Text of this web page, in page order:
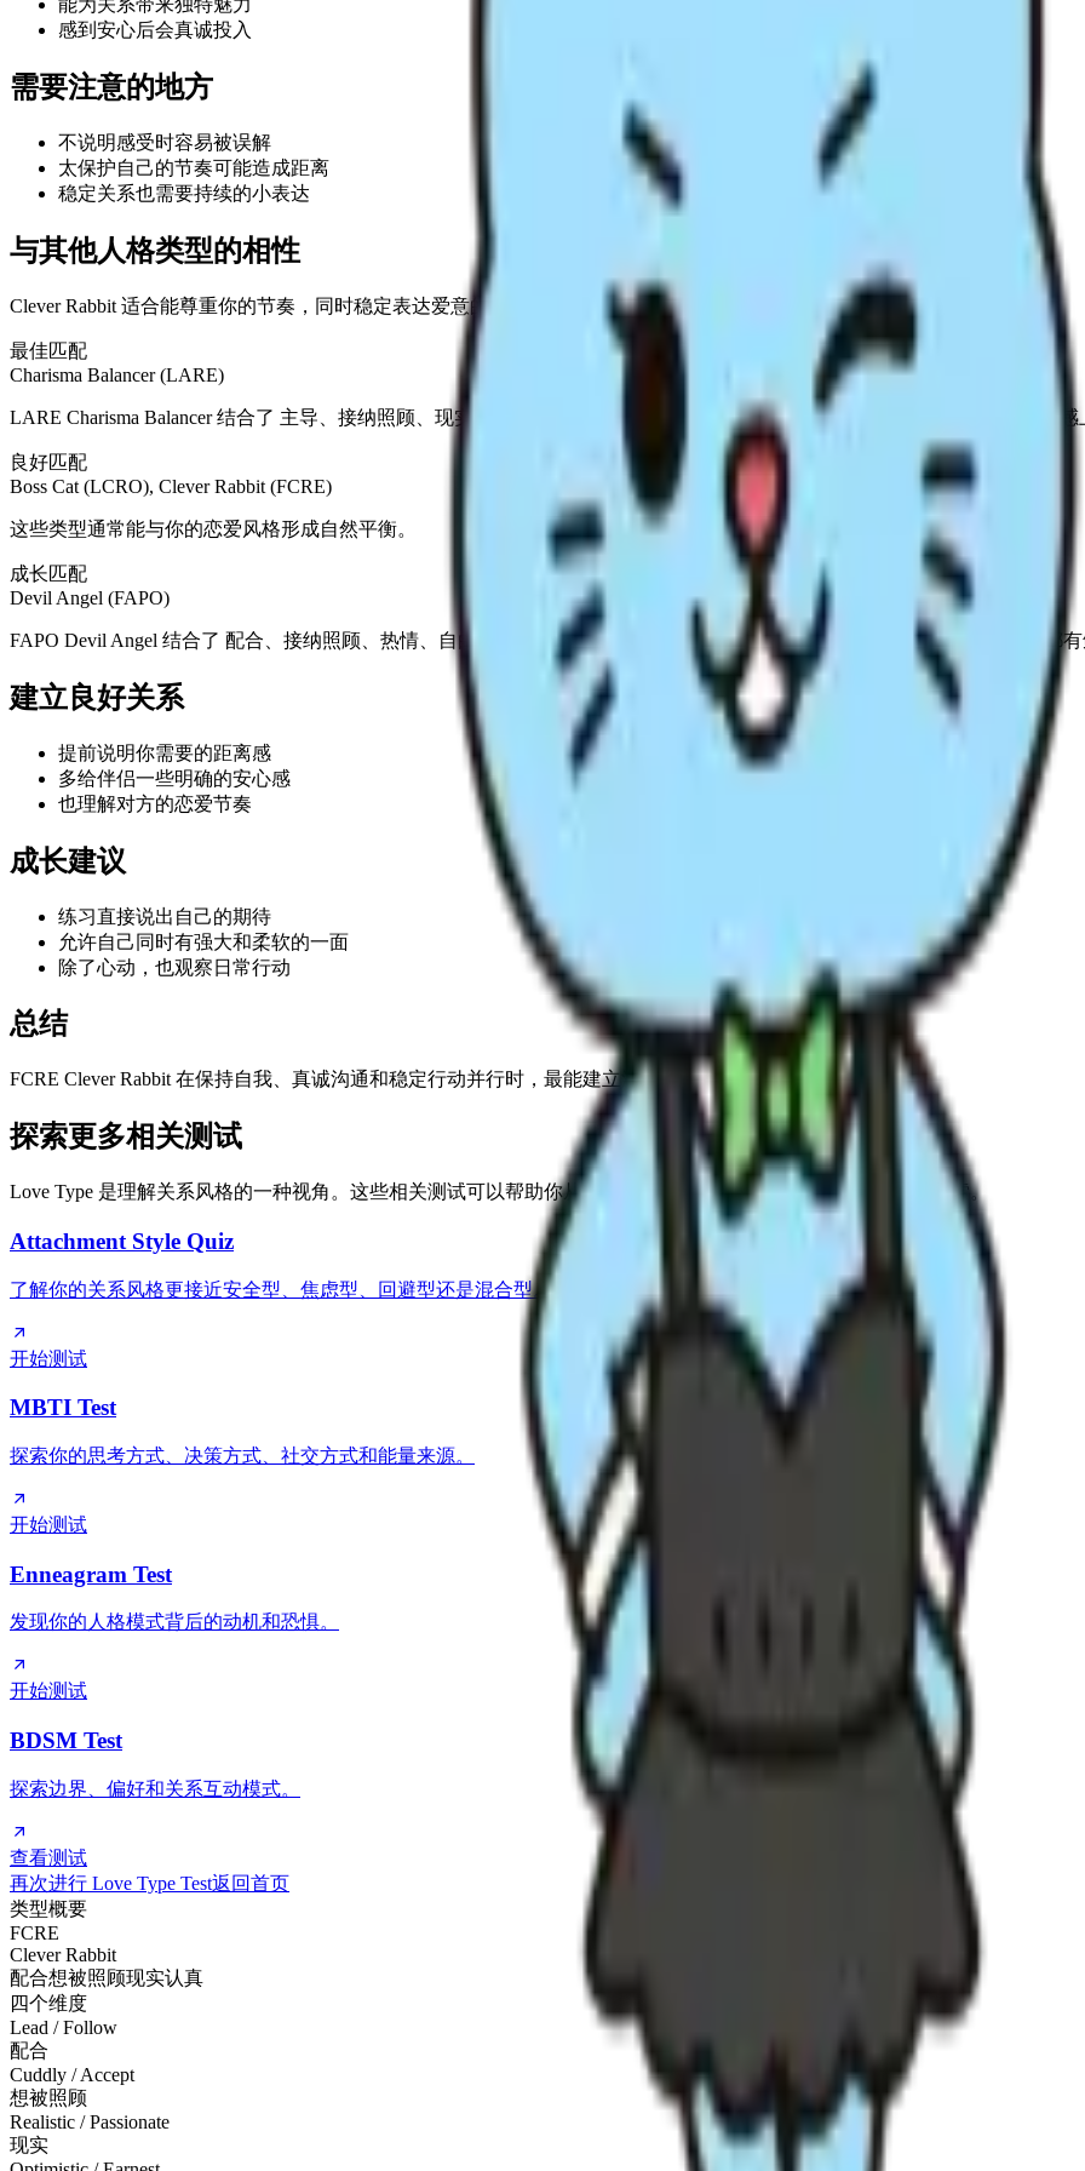
能为关系带来独特魅力
感到安心后会真诚投入
需要注意的地方
不说明感受时容易被误解
太保护自己的节奏可能造成距离
稳定关系也需要持续的小表达
与其他人格类型的相性
Clever Rabbit 适合能尊重你的节奏，同时稳定表达爱意的人。
最佳匹配
Charisma Balancer (LARE)
LARE Charisma Balancer 结合了 主导、接纳照顾、现实、认真 的倾向。这个类型在如何爱人、如何选择关系、如何建立亲密感
良好匹配
Boss Cat (LCRO), Clever Rabbit (FCRE)
这些类型通常能与你的恋爱风格形成自然平衡。
成长匹配
Devil Angel (FAPO)
FAPO Devil Angel 结合了 配合、接纳照顾、热情、自由 的倾向。这个类型在如何爱人、如何选择关系、如何建立亲密感上都有
建立良好关系
提前说明你需要的距离感
多给伴侣一些明确的安心感
也理解对方的恋爱节奏
成长建议
练习直接说出自己的期待
允许自己同时有强大和柔软的一面
除了心动，也观察日常行动
总结
FCRE Clever Rabbit 在保持自我、真诚沟通和稳定行动并行时，最能建立深刻的恋爱关系。
探索更多相关测试
Love Type 是理解关系风格的一种视角。这些相关测试可以帮助你从性格、依恋、动机和关系互动等角度继续探索。
Attachment Style Quiz
了解你的关系风格更接近安全型、焦虑型、回避型还是混合型。
开始测试
MBTI Test
探索你的思考方式、决策方式、社交方式和能量来源。
开始测试
Enneagram Test
发现你的人格模式背后的动机和恐惧。
开始测试
BDSM Test
探索边界、偏好和关系互动模式。
查看测试
再次进行 Love Type Test返回首页
类型概要
FCRE
Clever Rabbit
配合想被照顾现实认真
四个维度
Lead / Follow
配合
Cuddly / Accept
想被照顾
Realistic / Passionate
现实